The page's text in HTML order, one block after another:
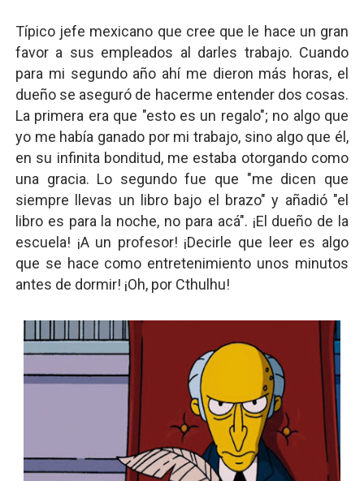
Típico jefe mexicano que cree que le hace un gran
favor a sus empleados al darles trabajo. Cuando
para mi segundo año ahí me dieron más horas, el
dueño se aseguró de hacerme entender dos cosas.
La primera era que "esto es un regalo"; no algo que
yo me había ganado por mi trabajo, sino algo que él,
en su infinita bonditud, me estaba otorgando como
una gracia. Lo segundo fue que "me dicen que
siempre llevas un libro bajo el brazo" y añadió "el
libro es para la noche, no para acá". ¡El dueño de la
escuela! ¡A un profesor! ¡Decirle que leer es algo
que se hace como entretenimiento unos minutos
antes de dormir! ¡Oh, por Cthulhu!